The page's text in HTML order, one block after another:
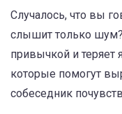
Случалось, что вы
слышит только шум?
привычкой и теряет
которые помогут
собеседник